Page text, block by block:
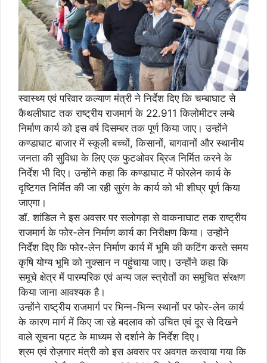
स्वास्थ्य एवं परिवार कल्याण मंत्री ने निर्देश दिए कि चम्बाघाट से
कैथलीघाट तक राष्ट्रीय राजमार्ग के 22.911 किलोमीटर लम्बे
निर्माण कार्य को इस वर्ष दिसम्बर तक पूर्ण किया जाए। उन्होंने
कण्डाघाट बाजार में स्कूली बच्चों, किसानों, बागवानों और स्थानीय
जनता की सुविधा के लिए एक फुटओवर ब्रिज निर्मित करने के
निर्देश भी दिए। उन्होंने कहा कि कण्डाघाट में फोरलेन कार्य के
दृष्टिगत निर्मित की जा रही सुरंग के कार्य को भी शीघ्र पूर्ण किया
जाएगा।
डाॅ. शांडिल ने इस अवसर पर सलोगड़ा से वाकनाघाट तक राष्ट्रीय
राजमार्ग के फोर-लेन निर्माण कार्य का निरीक्षण किया। उन्होंने
निर्देश दिए कि फोर-लेन निर्माण कार्य में भूमि की कटिंग करते समय
कृषि योग्य भूमि को नुक्सान न पहुंचाया जाए। उन्होंने कहा कि
समूचे क्षेत्र में पारम्परिक एवं अन्य जल स्त्रोतों का समूचित संरक्षण
किया जाना आवश्यक है।
उन्होंने राष्ट्रीय राजमार्ग पर भिन्न-भिन्न स्थानों पर फोर-लेन कार्य
के कारण मार्ग में किए जा रहे बदलाव को उचित एवं दूर से दिखने
वाले सूचना पट्ट के माध्यम से दर्शाने के निर्देश दिए।
श्रम एवं रोज़गार मंत्री को इस अवसर पर अवगत करवाया गया कि